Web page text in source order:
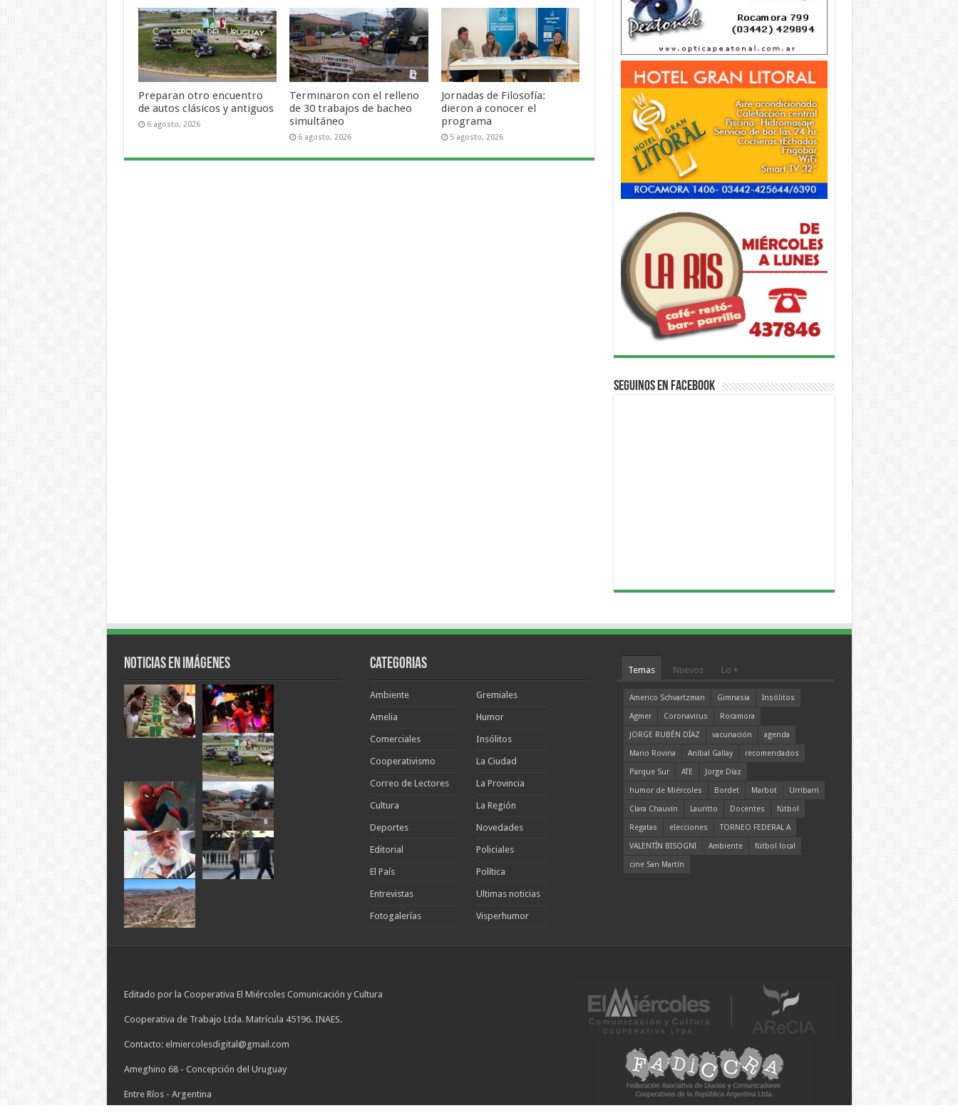
Preparan otro encuentro
de autos clásicos y antiguos
6 agosto, 2026
Terminaron con el relleno
de 30 trabajos de bacheo
simultáneo
6 agosto, 2026
Jornadas de Filosofía:
dieron a conocer el
programa
5 agosto, 2026
Seguinos en Facebook
Noticias en Imágenes Categorias
Ambiente
Amelia
Comerciales
Cooperativismo
Correo de Lectores
Cultura
Deportes
Editorial
El País
Entrevistas
Fotogalerías
Gremiales
Humor
Insólitos
La Ciudad
La Provincia
La Región
Novedades
Policiales
Política
Ultimas noticias
Visperhumor
Temas Nuevos Lo +
Americo Schvartzman Gimnasia
Insólitos
Agmer
Coronavirus
Rocamora
JORGE RUBÉN DÍAZ
vacunación
agenda
Mario Rovina
Aníbal Gallay
recomendados
Parque Sur
ATE
Jorge Díaz
humor de Miércoles
Bordet Marbot
Urribarri
Clara Chauvín
Lauritto Docentes
fútbol
Regatas
elecciones
TORNEO FEDERAL A
VALENTÍN BISOGNI
Ambiente
fútbol local
cine San Martín
Editado por la Cooperativa El Miércoles Comunicación y Cultura
Cooperativa de Trabajo Ltda. Matrícula 45196. INAES.
Contacto: elmiercolesdigital@gmail.com
Ameghino 68 - Concepción del Uruguay
Entre Ríos - Argentina